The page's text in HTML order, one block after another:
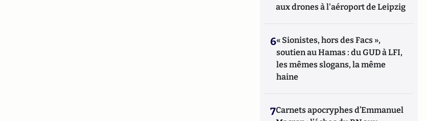
aux drones à l'aéroport de Leipzig
6« Sionistes, hors des Facs »,
soutien au Hamas : du GUD à LFI,
les mêmes slogans, la même
haine
7Carnets apocryphes d’Emmanuel